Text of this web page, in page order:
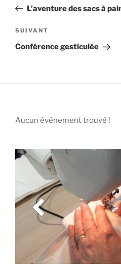
l’article
précédent
L’aventure des sacs à
Article
suivant
SUIVANT
Conférence gesticulée
Aucun événement trouvé !